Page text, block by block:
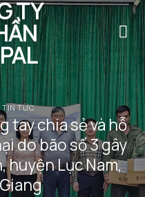
TIN TỨC
tay chia sẻ và hỗ
do bão số 3 gây
huyện Lục Nam,